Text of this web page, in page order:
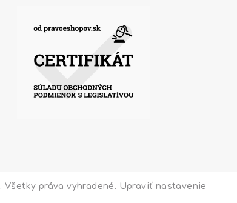
. Všetky práva vyhradené. Upraviť nastavenie